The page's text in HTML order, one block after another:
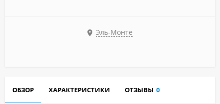
Эль-Монте
ОБЗОР ХАРАКТЕРИСТИКИ ОТЗЫВЫ 0